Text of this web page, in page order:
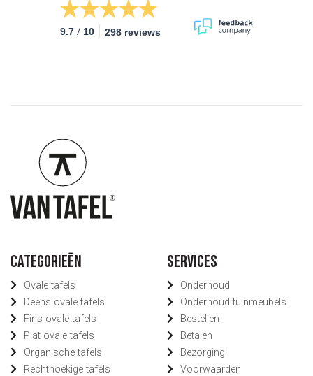
9.7 / 10 298 reviews
Categorieën
Ovale tafels
Deens ovale tafels
Fins ovale tafels
Plat ovale tafels
Organische tafels
Rechthoekige tafels
Services
Onderhoud
Onderhoud tuinmeubels
Bestellen
Betalen
Bezorging
Voorwaarden